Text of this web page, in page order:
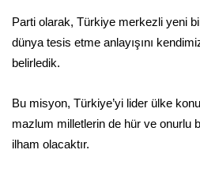
Parti olarak, Türkiye merkezli yeni
dünya tesis etme anlayışını
belirledik.
Bu misyon, Türkiye’yi lider ülke
mazlum milletlerin de hür ve onurlu
ilham olacaktır.